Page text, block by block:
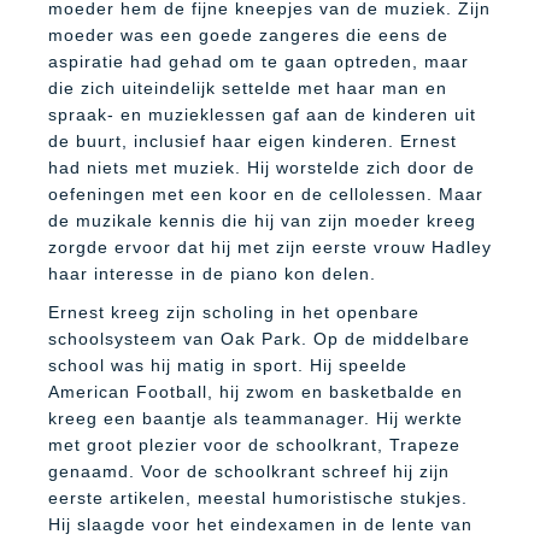
moeder hem de fijne kneepjes van de muziek. Zijn
moeder was een goede zangeres die eens de
aspiratie had gehad om te gaan optreden, maar
die zich uiteindelijk settelde met haar man en
spraak- en muzieklessen gaf aan de kinderen uit
de buurt, inclusief haar eigen kinderen. Ernest
had niets met muziek. Hij worstelde zich door de
oefeningen met een koor en de cellolessen. Maar
de muzikale kennis die hij van zijn moeder kreeg
zorgde ervoor dat hij met zijn eerste vrouw Hadley
haar interesse in de piano kon delen.
Ernest kreeg zijn scholing in het openbare
schoolsysteem van Oak Park. Op de middelbare
school was hij matig in sport. Hij speelde
American Football, hij zwom en basketbalde en
kreeg een baantje als teammanager. Hij werkte
met groot plezier voor de schoolkrant, Trapeze
genaamd. Voor de schoolkrant schreef hij zijn
eerste artikelen, meestal humoristische stukjes.
Hij slaagde voor het eindexamen in de lente van